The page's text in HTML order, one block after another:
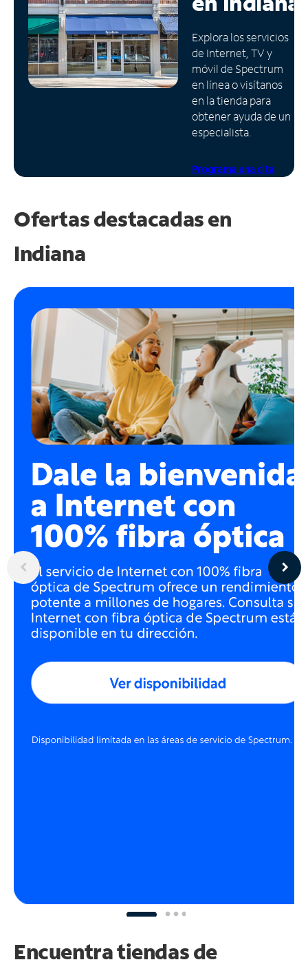
Administrar
cuenta
Encuentra
una
tienda
Explora los servicios
de Internet, TV y
móvil de Spectrum
en línea o visítanos
en la tienda para
obtener ayuda de un
especialista.
Programa una cita
Ofertas destacadas en
Indiana
Encuentra tiendas de